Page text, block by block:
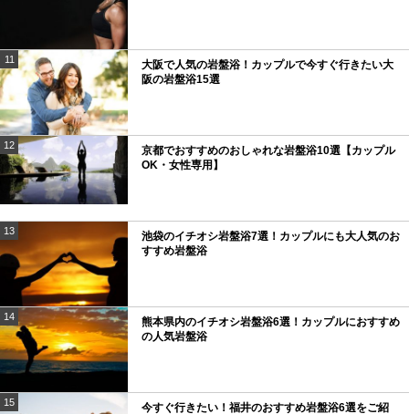
11
大阪で人気の岩盤浴！カップルで今すぐ行きたい大
阪の岩盤浴15選
12
京都でおすすめのおしゃれな岩盤浴10選【カップル
OK・女性専用】
13
池袋のイチオシ岩盤浴7選！カップルにも大人気のお
すすめ岩盤浴
14
熊本県内のイチオシ岩盤浴6選！カップルにおすすめ
の人気岩盤浴
15
今すぐ行きたい！福井のおすすめ岩盤浴6選をご紹